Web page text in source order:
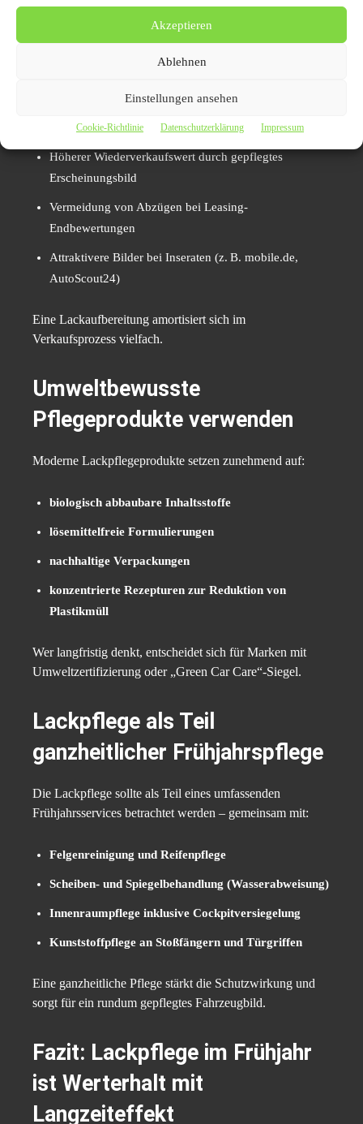
Akzeptieren
Ablehnen
Einstellungen ansehen
Cookie-Richtlinie Datenschutzerklärung Impressum
Lackpflege bei Leasing- oder Verkaufsabsicht
Ein gepflegter Lack steigert den Fahrzeugwert signifikant
Besserer optischer Ersteindruck
Höherer Wiederverkaufswert durch gepflegtes
Erscheinungsbild
Vermeidung von Abzügen bei Leasing-
Endbewertungen
Attraktivere Bilder bei Inseraten (z. B. mobile.de,
AutoScout24)
Eine Lackaufbereitung amortisiert sich im
Verkaufsprozess vielfach.
Umweltbewusste
Pflegeprodukte verwenden
Moderne Lackpflegeprodukte setzen zunehmend auf:
biologisch abbaubare Inhaltsstoffe
lösemittelfreie Formulierungen
nachhaltige Verpackungen
konzentrierte Rezepturen zur Reduktion von
Plastikmüll
Wer langfristig denkt, entscheidet sich für Marken mit
Umweltzertifizierung oder „Green Car Care“-Siegel.
Lackpflege als Teil
ganzheitlicher Frühjahrspflege
Die Lackpflege sollte als Teil eines umfassenden
Frühjahrsservices betrachtet werden – gemeinsam mit:
Felgenreinigung und Reifenpflege
Scheiben- und Spiegelbehandlung (Wasserabweisung)
Innenraumpflege inklusive Cockpitversiegelung
Kunststoffpflege an Stoßfängern und Türgriffen
Eine ganzheitliche Pflege stärkt die Schutzwirkung und
sorgt für ein rundum gepflegtes Fahrzeugbild.
Fazit: Lackpflege im Frühjahr
ist Werterhalt mit
Langzeiteffekt